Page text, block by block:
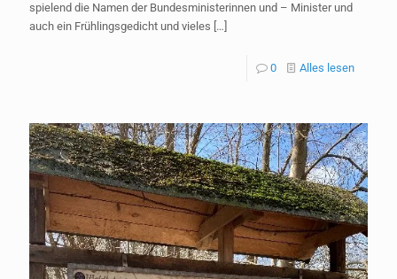
spielend die Namen der Bundesministerinnen und – Minister und
auch ein Frühlingsgedicht und vieles […]
0 Alles lesen